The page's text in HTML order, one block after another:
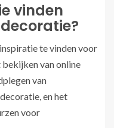
vinden
te vinden voor
van online
van
en het
voor